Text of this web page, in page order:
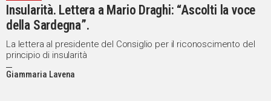
Insularità. Lettera a Mario Draghi: “Ascolti la voce
della Sardegna”.
La lettera al presidente del Consiglio per il riconoscimento del
principio di insularità
Giammaria Lavena